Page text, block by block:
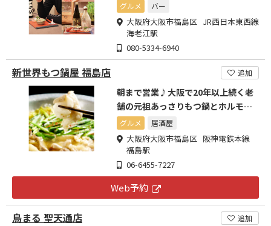
グルメ バー
大阪府大阪市福島区 JR西日本東西線
海老江駅
080-5334-6940
新世界もつ鍋屋 福島店 追加
朝まで営業♪大阪で20年以上続く老
舗の元祖あっさりもつ鍋とホルモン
料理が自慢
グルメ 居酒屋
大阪府大阪市福島区 阪神電鉄本線
福島駅
06-6455-7227
Web予約
鳥まる 聖天通店 追加